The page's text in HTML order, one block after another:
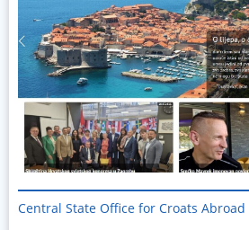
Central State Office for Croats Abroad